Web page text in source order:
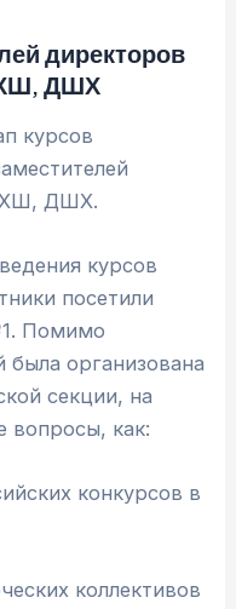
директоров
ДШХ
курсов
ДШХ.
курсов
посетили
Помимо
была организована
секции, на
вопросы, как:
конкурсов в
коллективов